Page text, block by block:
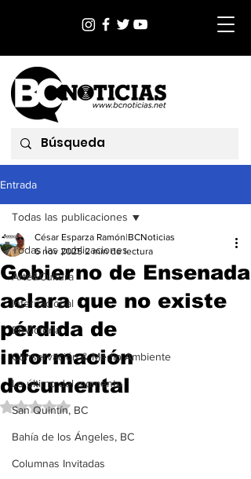
Entrada
Todas las publicaciones
Arte&Cultura
Internacional
EnVictoria
Conservación & Medio Ambiente
Lo último del momento
San Quintín, BC
Bahía de los Ángeles, BC
Columnas Invitadas
Todas las publicaciones
Gobierno de Ensenada
aclara que no existe
pérdida de
información
documental
César Esparza Ramón|BCNoticias
6 nov 2025 2 min de lectura
Obtuvo NaN de 5 estrellas.